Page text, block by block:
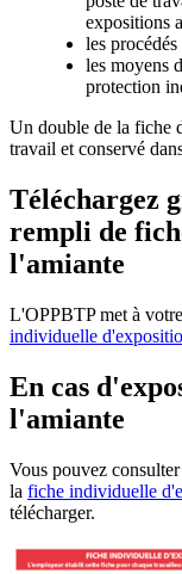
expositions
les
les moyens
protection
Un double de la fiche
travail et conservé
Téléchargez
rempli de
l'amiante
L'OPPBTP met à
individuelle
En cas
l'amiante
Vous pouvez
la fiche individuelle
télécharger.